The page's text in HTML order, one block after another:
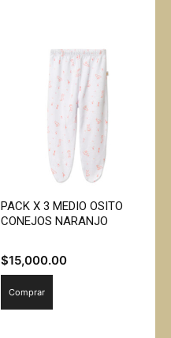
PACK X 3 MEDIO OSITO
CONEJOS NARANJO
$15,000.00
Comprar